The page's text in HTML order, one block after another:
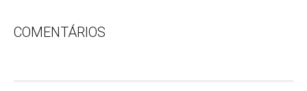
COMENTÁRIOS